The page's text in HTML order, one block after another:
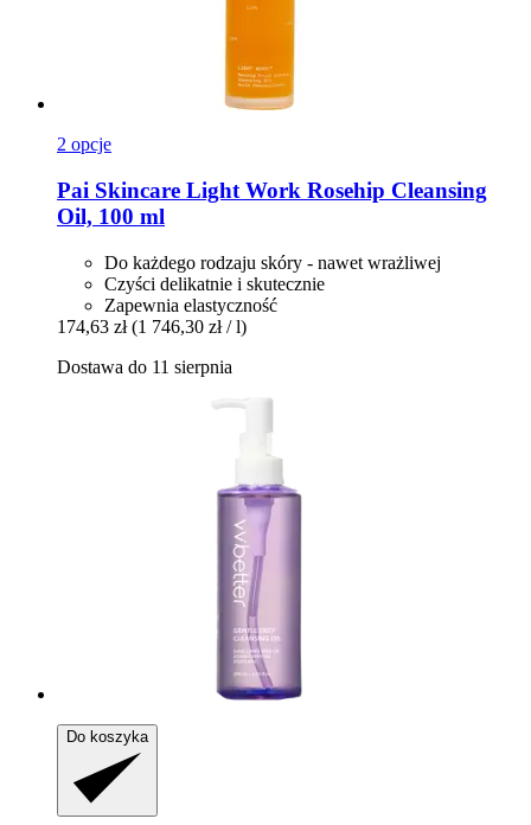
2 opcje
Pai Skincare Light Work Rosehip Cleansing
Oil, 100 ml
Do każdego rodzaju skóry - nawet wrażliwej
Czyści delikatnie i skutecznie
Zapewnia elastyczność
174,63 zł (1 746,30 zł / l)
Dostawa do 11 sierpnia
Do koszyka